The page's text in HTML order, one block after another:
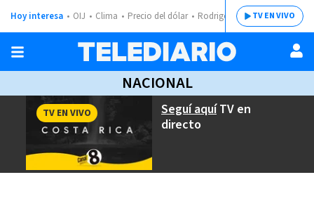
Hoy interesa OIJ Clima Precio del dólar Rodrigo ChavesTV EN VIVO
NACIONAL
Seguí aquíTV en
directo
TV EN VIVO